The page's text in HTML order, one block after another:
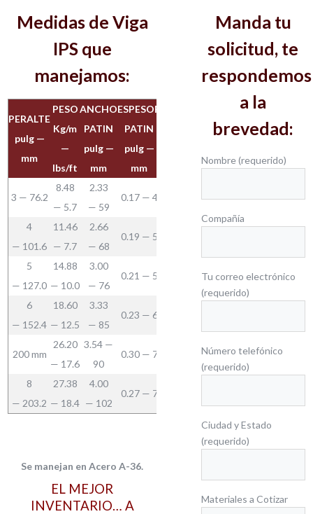
Medidas de Viga
IPS que
manejamos:
PERALTE
pulg —
mm
PESO
Kg/m
—
lbs/ft
ANCHO
PATIN
pulg —
mm
ESPESOR
PATIN
pulg —
mm
3 — 76.2
8.48
— 5.7
2.33
— 59
0.17 — 4
4
— 101.6
11.46
— 7.7
2.66
— 68
0.19 — 5
5
— 127.0
14.88
— 10.0
3.00
— 76
0.21 — 5
6
— 152.4
18.60
— 12.5
3.33
— 85
0.23 — 6
200 mm
26.20
— 17.6
3.54 —
90
0.30 — 7
8
— 203.2
27.38
— 18.4
4.00
— 102
0.27 — 7
Se manejan en Acero A-36.
EL MEJOR
INVENTARIO… A
Manda tu
solicitud, te
respondemos
a la
brevedad:
Nombre (requerido)
Compañía
Tu correo electrónico
(requerido)
Número telefónico
(requerido)
Ciudad y Estado
(requerido)
Materiales a Cotizar